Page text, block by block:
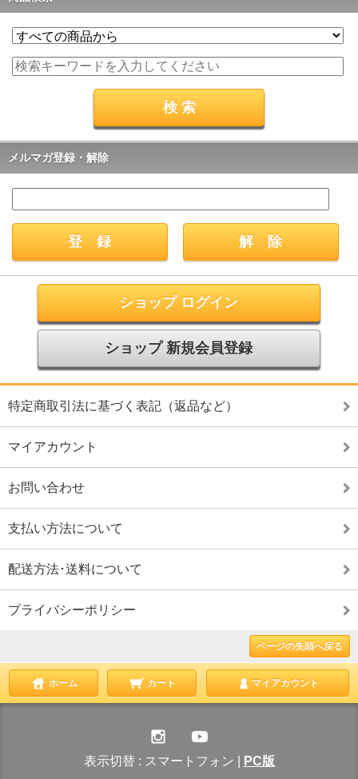
メルマガ登録・解除
ショップ ログイン
ショップ 新規会員登録
特定商取引法に基づく表記（返品など）
マイアカウント
お問い合わせ
支払い方法について
配送方法･送料について
プライバシーポリシー
ページの先頭へ戻る
ホーム カート マイアカウント
表示切替 : スマートフォン PC版